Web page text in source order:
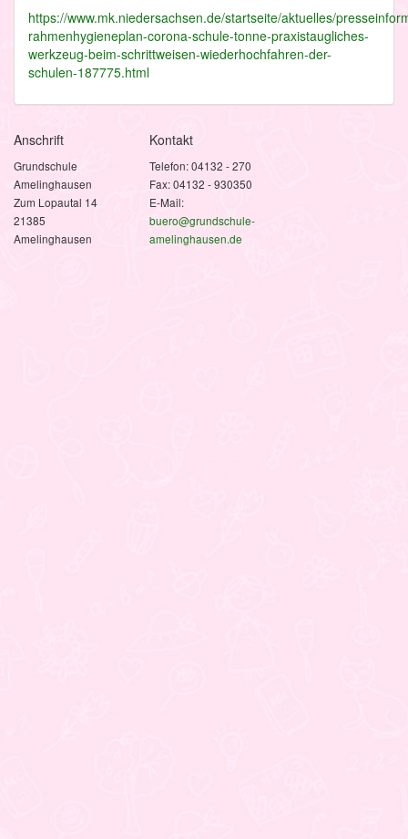
https://www.mk.niedersachsen.de/startseite/aktuelles/
rahmenhygieneplan-corona-schule-tonne-praxistaugliches-
werkzeug-beim-schrittweisen-wiederhochfahren-der-
schulen-187775.html
Anschrift
Grundschule
Amelinghausen
Zum Lopautal 14
21385
Amelinghausen
Kontakt
Telefon: 04132 - 270
Fax: 04132 - 930350
E-Mail:
buero@grundschule-
amelinghausen.de